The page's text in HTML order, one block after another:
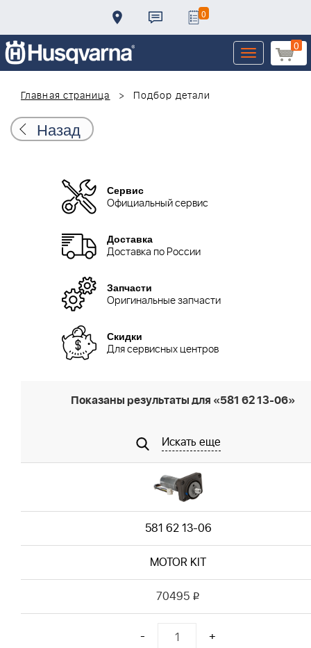
0
0
Toggle
navigation
Главная страница
Подбор детали
Назад
Сервис
Официальный сервис
Доставка
Доставка по России
Запчасти
Оригинальные запчасти
Скидки
Для сервисных центров
Показаны результаты для «581 62 13-06»
Искать еще
581 62 13-06
MOTOR KIT
70495 i
- +